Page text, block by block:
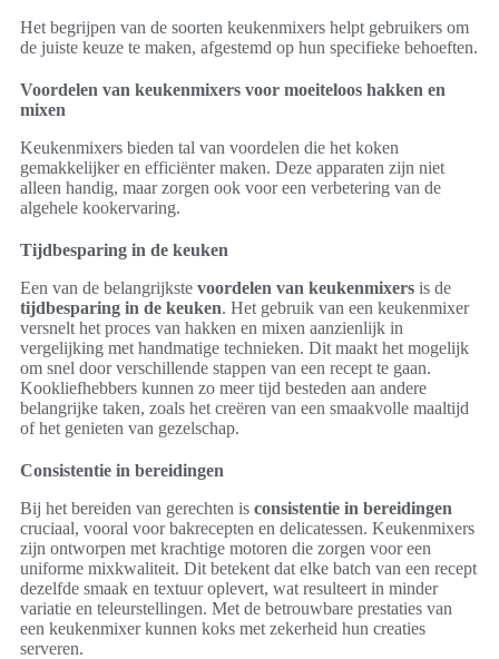
Het begrijpen van de soorten keukenmixers helpt gebruikers om
de juiste keuze te maken, afgestemd op hun specifieke behoeften.
Voordelen van keukenmixers voor moeiteloos hakken en
mixen
Keukenmixers bieden tal van voordelen die het koken
gemakkelijker en efficiënter maken. Deze apparaten zijn niet
alleen handig, maar zorgen ook voor een verbetering van de
algehele kookervaring.
Tijdbesparing in de keuken
Een van de belangrijkste voordelen van keukenmixers is de
tijdbesparing in de keuken. Het gebruik van een keukenmixer
versnelt het proces van hakken en mixen aanzienlijk in
vergelijking met handmatige technieken. Dit maakt het mogelijk
om snel door verschillende stappen van een recept te gaan.
Kookliefhebbers kunnen zo meer tijd besteden aan andere
belangrijke taken, zoals het creëren van een smaakvolle maaltijd
of het genieten van gezelschap.
Consistentie in bereidingen
Bij het bereiden van gerechten is consistentie in bereidingen
cruciaal, vooral voor bakrecepten en delicatessen. Keukenmixers
zijn ontworpen met krachtige motoren die zorgen voor een
uniforme mixkwaliteit. Dit betekent dat elke batch van een recept
dezelfde smaak en textuur oplevert, wat resulteert in minder
variatie en teleurstellingen. Met de betrouwbare prestaties van
een keukenmixer kunnen koks met zekerheid hun creaties
serveren.